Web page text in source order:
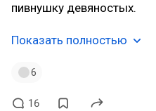
пивнушку девяностых.
Показать полностью
6
16